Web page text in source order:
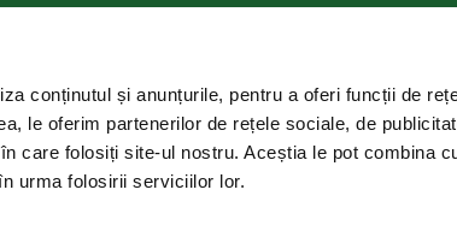
conținutul și anunțurile, pentru a oferi funcții de
le oferim partenerilor de rețele sociale, de
care folosiți site-ul nostru. Aceștia le pot combina
urma folosirii serviciilor lor.
Sediul social: Str. Targului nr. 6,
C.U.I.: RO 11411737
Nr. înreg. Registrul Comerțului: J8/